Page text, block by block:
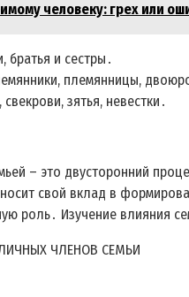
человеку: грех или
братья и сестры․
племянницы,
зятья, невестки․
– это двусторонний
свой вклад в
роль․ Изучение влияния
ЧЛЕНОВ СЕМЬИ